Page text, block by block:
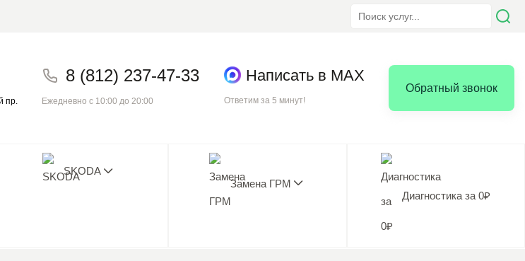
пр.
8 (812) 237-47-33
Ежедневно с 10:00 до 20:00
Написать в MAX
Ответим за 5 минут!
Обратный звонок
SKODA
Замена ГРМ
Диагностика за 0₽
5.0